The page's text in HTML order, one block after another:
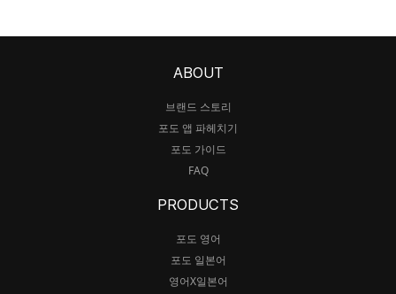
ABOUT
브랜드 스토리
포도 앱 파헤치기
포도 가이드
FAQ
PRODUCTS
포도 영어
포도 일본어
영어X일본어